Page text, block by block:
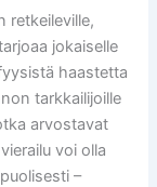
retkeileville,
jokaiselle
haastetta
tarkkailijoille
arvostavat
voi olla
–